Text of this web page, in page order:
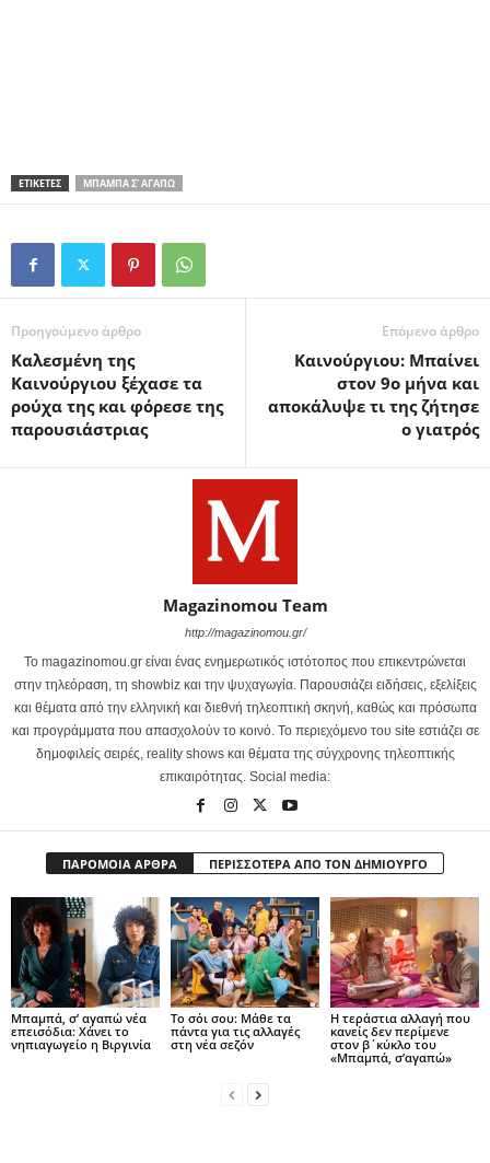
ΕΤΙΚΕΤΕΣ ΜΠΑΜΠΆ Σ' ΑΓΑΠΏ
Προηγούμενο άρθρο
Καλεσμένη της
Καινούργιου ξέχασε τα
ρούχα της και φόρεσε της
παρουσιάστριας
Επόμενο άρθρο
Καινούργιου: Μπαίνει
στον 9ο μήνα και
αποκάλυψε τι της ζήτησε
ο γιατρός
Magazinomou Team
http://magazinomou.gr/
Το magazinomou.gr είναι ένας ενημερωτικός ιστότοπος που επικεντρώνεται
στην τηλεόραση, τη showbiz και την ψυχαγωγία. Παρουσιάζει ειδήσεις, εξελίξεις
και θέματα από την ελληνική και διεθνή τηλεοπτική σκηνή, καθώς και πρόσωπα
και προγράμματα που απασχολούν το κοινό. Το περιεχόμενο του site εστιάζει σε
δημοφιλείς σειρές, reality shows και θέματα της σύγχρονης τηλεοπτικής
επικαιρότητας. Social media:
ΠΑΡΟΜΟΙΑ ΑΡΘΡΑ ΠΕΡΙΣΣΟΤΕΡΑ ΑΠΟ ΤΟΝ ΔΗΜΙΟΥΡΓΟ
Μπαμπά, σ’ αγαπώ νέα
επεισόδια: Χάνει το
νηπιαγωγείο η Βιργινία
Το σόι σου: Μάθε τα
πάντα για τις αλλαγές
στη νέα σεζόν
Η τεράστια αλλαγή που
κανείς δεν περίμενε
στον β΄κύκλο του
«Μπαμπά, σ’αγαπώ»